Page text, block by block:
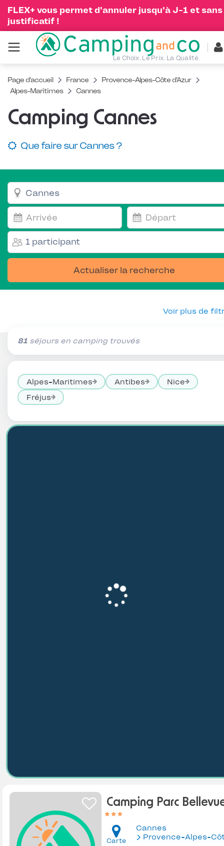
FLEX+ vous permet d'annuler jusqu'à J-1 et sans
justificatif !
Le Choix. Le Prix. La Qualité.
Page d'accueil France
Provence-Alpes-Côte d'Azur
Alpes-Maritimes
Cannes
Camping Cannes
Que faire sur Cannes ?
1 participant
Actualiser la recherche
Voir plus de
81 séjours en camping trouvés
Alpes-Maritimes Antibes
Nice
Fréjus
Camping Parc
Carte
Cannes
Provence-Alpes-Côte